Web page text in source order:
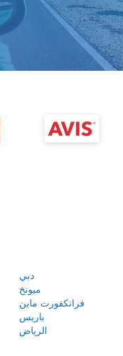
دبي
ميونخ
فرانكفورت ماين
باريس
الرياض